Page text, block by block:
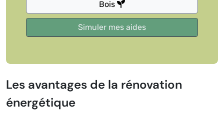
Bois
Les avantages de la rénovation
énergétique